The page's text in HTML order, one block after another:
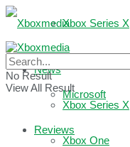
Xbox Series X
Microsoft
Reviews
News
Xbox Series X
Xbox One
No Result
View All Result